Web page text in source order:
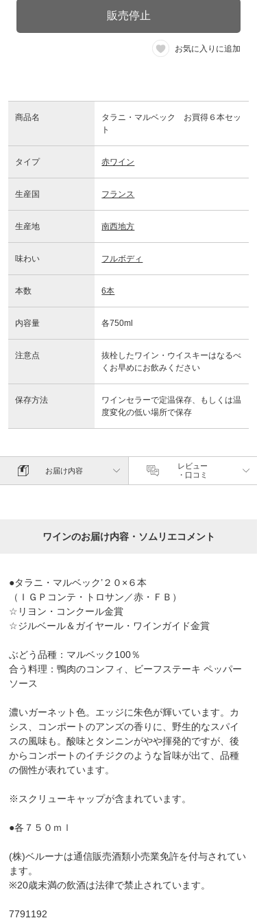
販売停止
お気に入りに追加
商品名
タラニ・マルベック お買得６本セッ
ト
タイプ 赤ワイン
生産国 フランス
生産地 南西地方
味わい フルボディ
本数 6本
内容量 各750ml
注意点
抜栓したワイン・ウイスキーはなるべ
くお早めにお飲みください
保存方法
ワインセラーで定温保存、もしくは温
度変化の低い場所で保存
お届け内容
レビュー
・口コミ
ワインのお届け内容・ソムリエコメント
●タラニ・マルベック’２０×６本
（ＩＧＰコンテ・トロサン／赤・ＦＢ）
☆リヨン・コンクール金賞
☆ジルベール＆ガイヤール・ワインガイド金賞
ぶどう品種：マルベック100％
合う料理：鴨肉のコンフィ、ビーフステーキ ペッパー
ソース
濃いガーネット色。エッジに朱色が輝いています。カ
シス、コンポートのアンズの香りに、野生的なスパイ
スの風味も。酸味とタンニンがやや揮発的ですが、後
からコンポートのイチジクのような旨味が出て、品種
の個性が表れています。
※スクリューキャップが含まれています。
●各７５０ｍｌ
(株)ベルーナは通信販売酒類小売業免許を付与されてい
ます。
※20歳未満の飲酒は法律で禁止されています。
7791192